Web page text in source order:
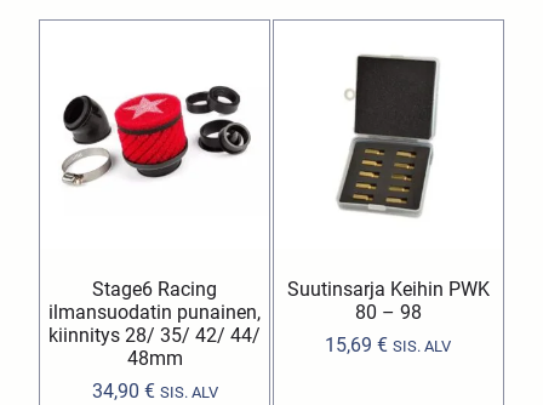
Stage6 Racing
ilmansuodatin punainen,
kiinnitys 28/ 35/ 42/ 44/
48mm
34,90 € SIS. ALV
Suutinsarja Keihin PWK
80 – 98
15,69€ SIS. ALV